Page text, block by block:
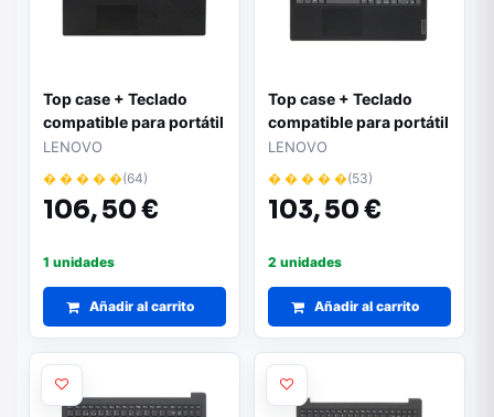
Top case + Teclado
compatible para portátil
LENOVO V145-15AST
Negro 5CB0T25472
LENOVO
� � � � �(64)
106,50 €
1 unidades
Añadir al carrito
Top case + Teclado
compatible para portátil
LENOVO V15 G2-ITL
Gris oscuro
5CB1B96471
LENOVO
� � � � �(53)
103,50 €
2 unidades
Añadir al carrito